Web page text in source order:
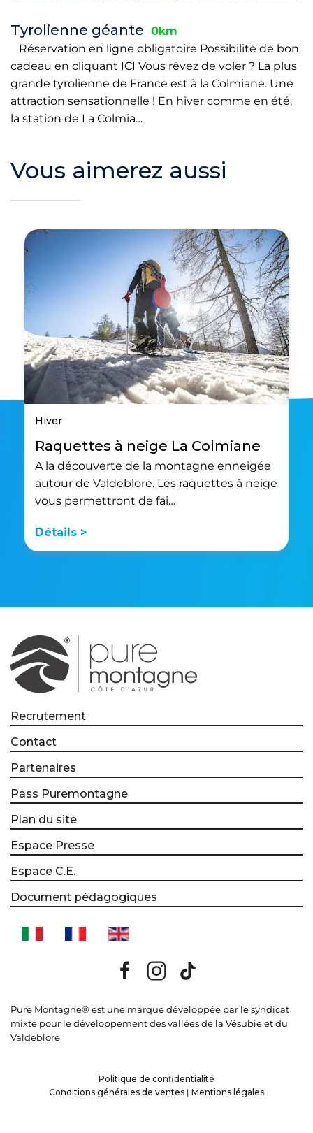
Tyrolienne géante
0km
Réservation en ligne obligatoire Possibilité de bon
cadeau en cliquant ICI Vous rêvez de voler ? La plus
grande tyrolienne de France est à la Colmiane. Une
attraction sensationnelle ! En hiver comme en été,
la station de La Colmia…
Vous aimerez aussi
Hiver
Raquettes à neige La Colmiane
A la découverte de la montagne enneigée
autour de Valdeblore. Les raquettes à neige
vous permettront de fai…
Détails >
Recrutement
Contact
Partenaires
Pass Puremontagne
Plan du site
Espace Presse
Espace C.E.
Document pédagogiques
Pure Montagne® est une marque développée par le syndicat
mixte pour le développement des vallées de la Vésubie et du
Valdeblore
Politique de confidentialité
Conditions générales de ventes | Mentions légales